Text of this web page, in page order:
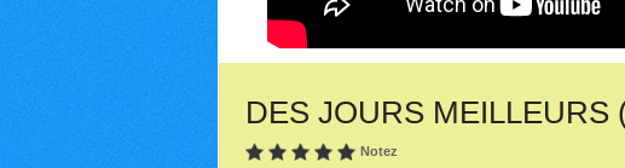
DES JOURS MEILLEURS
Notez